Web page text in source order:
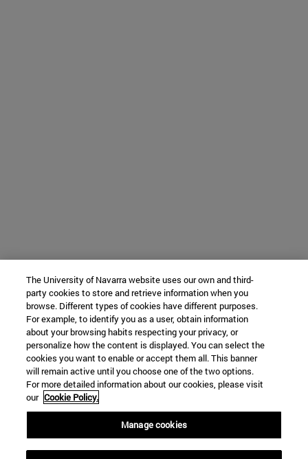
The University of Navarra website uses our own and third-
party cookies to store and retrieve information when you
browse. Different types of cookies have different purposes.
For example, to identify you as a user, obtain information
about your browsing habits respecting your privacy, or
personalize how the content is displayed. You can select the
cookies you want to enable or accept them all. This banner
will remain active until you choose one of the two options.
For more detailed information about our cookies, please visit
our Cookie Policy.
Manage cookies